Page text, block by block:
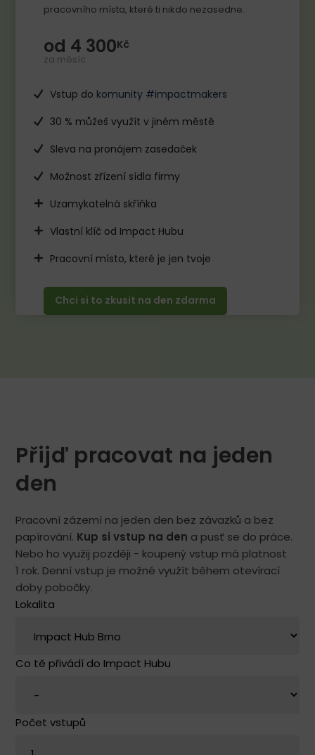
pracovního místa, které ti nikdo nezasedne.
od 4 300Kč
za měsíc
Vstup do komunity #impactmakers
30 % můžeš využít v jiném městě
Sleva na pronájem zasedaček
Možnost zřízení sídla firmy
Uzamykatelná skříňka
Vlastní klíč od Impact Hubu
Pracovní místo, které je jen tvoje
Chci si to zkusit na den zdarma
Přijď pracovat na jeden
den
Pracovní zázemí na jeden den bez závazků a bez
papírování. Kup si vstup na den a pusť se do práce.
Nebo ho využij později - koupený vstup má platnost
1 rok. Denní vstup je možné využít během otevírací
doby pobočky.
Lokalita
Co tě přivádí do Impact Hubu
Počet vstupů